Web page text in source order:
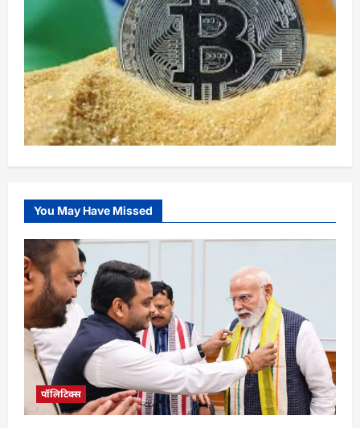
You May Have Missed
पॉलिटिक्स